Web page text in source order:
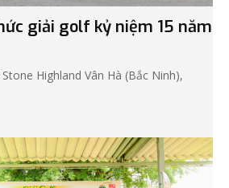
giải golf kỷ niệm 15 năm
Highland Vân Hà (Bắc Ninh),